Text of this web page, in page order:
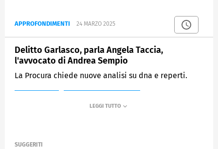
APPROFONDIMENTI 24 MARZO 2025
Delitto Garlasco, parla Angela Taccia,
l'avvocato di Andrea Sempio
La Procura chiede nuove analisi su dna e reperti.
SUGGERITI